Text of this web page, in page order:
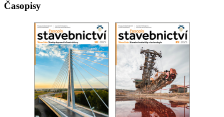
Časopisy